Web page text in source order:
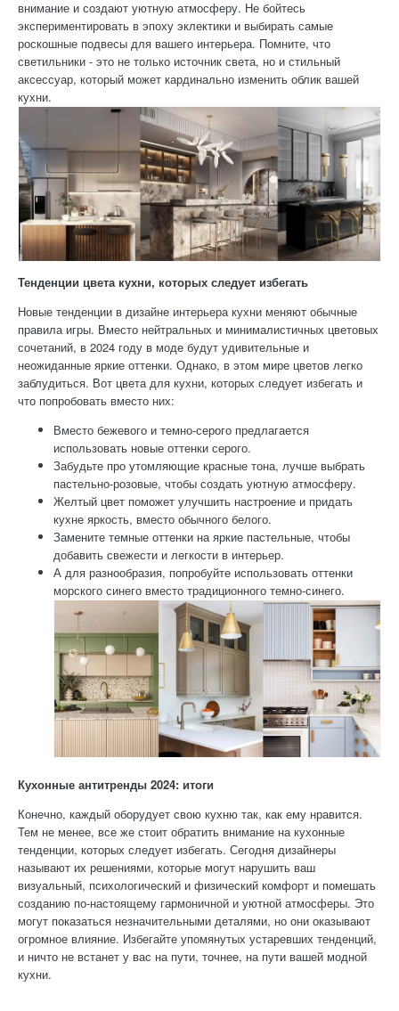
внимание и создают уютную атмосферу. Не бойтесь
экспериментировать в эпоху эклектики и выбирать самые
роскошные подвесы для вашего интерьера. Помните, что
светильники - это не только источник света, но и стильный
аксессуар, который может кардинально изменить облик вашей
кухни.
Тенденции цвета кухни, которых следует избегать
Новые тенденции в дизайне интерьера кухни меняют обычные
правила игры. Вместо нейтральных и минималистичных цветовых
сочетаний, в 2024 году в моде будут удивительные и
неожиданные яркие оттенки. Однако, в этом мире цветов легко
заблудиться. Вот цвета для кухни, которых следует избегать и
что попробовать вместо них:
Вместо бежевого и темно-серого предлагается
использовать новые оттенки серого.
Забудьте про утомляющие красные тона, лучше выбрать
пастельно-розовые, чтобы создать уютную атмосферу.
Желтый цвет поможет улучшить настроение и придать
кухне яркость, вместо обычного белого.
Замените темные оттенки на яркие пастельные, чтобы
добавить свежести и легкости в интерьер.
А для разнообразия, попробуйте использовать оттенки
морского синего вместо традиционного темно-синего.
Кухонные антитренды 2024: итоги
Конечно, каждый оборудует свою кухню так, как ему нравится.
Тем не менее, все же стоит обратить внимание на кухонные
тенденции, которых следует избегать. Сегодня дизайнеры
называют их решениями, которые могут нарушить ваш
визуальный, психологический и физический комфорт и помешать
созданию по-настоящему гармоничной и уютной атмосферы. Это
могут показаться незначительными деталями, но они оказывают
огромное влияние. Избегайте упомянутых устаревших тенденций,
и ничто не встанет у вас на пути, точнее, на пути вашей модной
кухни.